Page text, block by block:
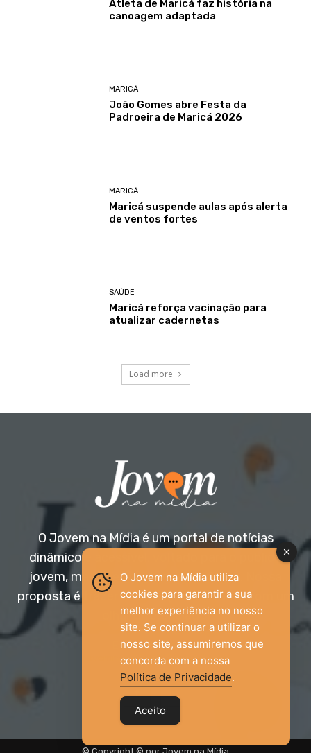
Atleta de Maricá faz história na
canoagem adaptada
MARICÁ
João Gomes abre Festa da
Padroeira de Maricá 2026
MARICÁ
Maricá suspende aulas após alerta
de ventos fortes
SAÚDE
Maricá reforça vacinação para
atualizar cadernetas
Load more
O Jovem na Mídia é um portal de notícias
dinâmico e acessível, voltado para o público
jovem, mas aberto a todas as idades. Nossa
proposta é trazer informação relevante com um
olhar diferenciado.
Entre em contato:
jovemnamidia2017@gmail.com
O Jovem na Mídia utiliza
cookies para garantir a sua
melhor experiência no nosso
site. Se continuar a utilizar o
nosso site, assumiremos que
concorda com a nossa
Política de Privacidade.
Aceito